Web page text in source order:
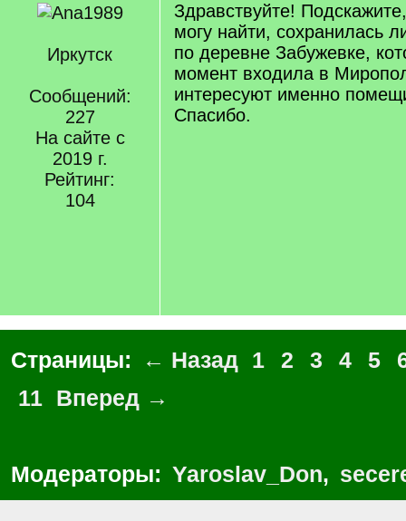
Иркутск
Сообщений:
227
На сайте с
2019 г.
Рейтинг:
104
Здравствуйте!
могу найти, сохранилась
по деревне Забужевке,
момент входила в
интересуют именно
Спасибо.
Страницы: ← Назад 1 2 3 4 5
11 Вперед →
Модераторы: Yaroslav_Don,